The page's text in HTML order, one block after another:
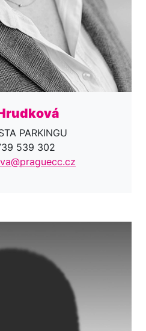
PARKINGU
539 302